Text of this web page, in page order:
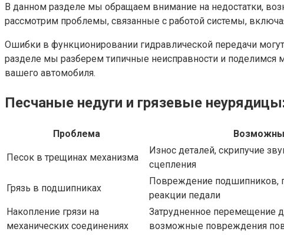
В данном разделе мы обращаем внимание на недостатки,
рассмотрим проблемы, связанные с работой системы,
Ошибки в функционировании гидравлической передачи
разделе мы разберем типичные неисправности и поделимся
вашего автомобиля.
Песчаные недуги и грязевые
Проблема
Песок в трещинах механизма
Износ деталей, скрипучие
сцепления
Грязь в подшипниках
Повреждение подшипников,
реакции педали
Накопление грязи на
механических соединениях
Затрудненное перемещение
возможные повреждения